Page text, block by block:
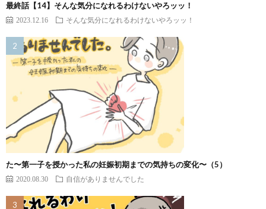
最終話【14】そんな気分になれるわけないやろッッ！
2023.12.16 そんな気分になれるわけないやろッッ！
た〜第一子を授かった私の妊娠初期までの気持ちの変化〜（5）
2020.08.30 自信がありませんでした